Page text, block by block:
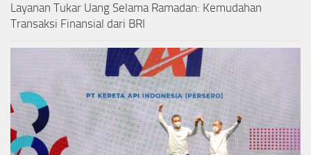
Layanan Tukar Uang Selama Ramadan: Kemudahan
Transaksi Finansial dari BRI